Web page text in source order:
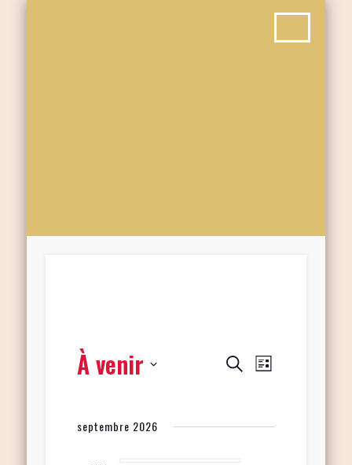
Recherche
RechercheNavigation
Liste
À venir
date.
septembre 2026